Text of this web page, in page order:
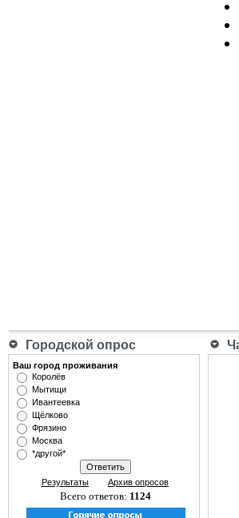
Городской опрос
Ваш город проживания
Королёв
Мытищи
Ивантеевка
Щёлково
Фрязино
Москва
*другой*
Результаты Архив опросов
Всего ответов: 1124